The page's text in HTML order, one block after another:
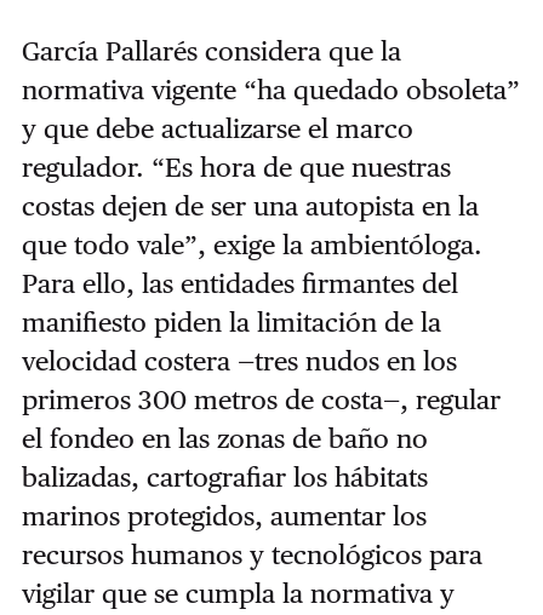
García Pallarés considera que la
normativa vigente “ha quedado obsoleta”
y que debe actualizarse el marco
regulador. “Es hora de que nuestras
costas dejen de ser una autopista en la
que todo vale”, exige la ambientóloga.
Para ello, las entidades firmantes del
manifiesto piden la limitación de la
velocidad costera —tres nudos en los
primeros 300 metros de costa—, regular
el fondeo en las zonas de baño no
balizadas, cartografiar los hábitats
marinos protegidos, aumentar los
recursos humanos y tecnológicos para
vigilar que se cumpla la normativa y